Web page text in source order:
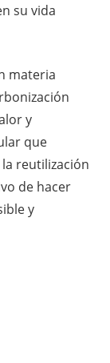
su vida
materia
y
que
reutilización
de hacer
y